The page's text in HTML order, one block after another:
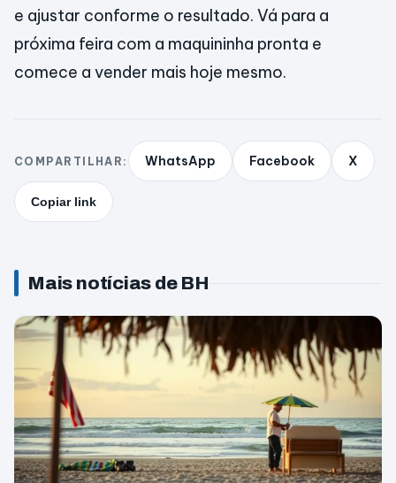
e ajustar conforme o resultado. Vá para a
próxima feira com a maquininha pronta e
comece a vender mais hoje mesmo.
COMPARTILHAR: WhatsApp Facebook X
Copiar link
Mais notícias de BH